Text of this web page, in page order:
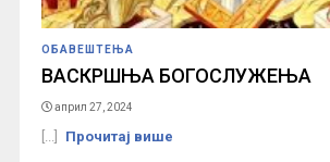
ОБАВЕШТЕЊА
ВАСКРШЊА БОГОСЛУЖЕЊА
април 27, 2024
[...] Прочитај више